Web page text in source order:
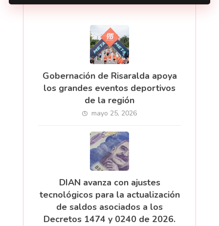
Gobernación de Risaralda apoya
los grandes eventos deportivos
de la región
mayo 25, 2026
DIAN avanza con ajustes
tecnológicos para la actualización
de saldos asociados a los
Decretos 1474 y 0240 de 2026.